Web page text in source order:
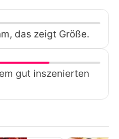
das zeigt Größe.
gut inszenierten